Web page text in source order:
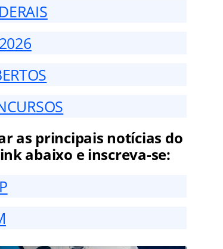
as principais notícias do
abaixo e inscreva-se: